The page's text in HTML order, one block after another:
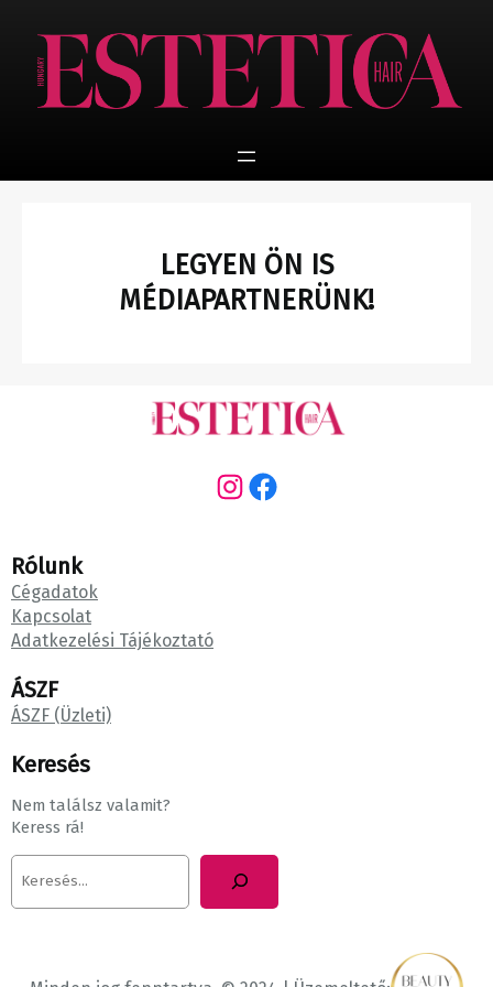
tartalomhoz
LEGYEN ÖN IS
MÉDIAPARTNERÜNK!
Instagram Facebook
Rólunk
Cégadatok
Kapcsolat
Adatkezelési Tájékoztató
ÁSZF
ÁSZF (Üzleti)
Keresés
Nem találsz valamit?
Keress rá!
e
r